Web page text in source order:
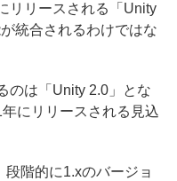
リリースされる「Unity
統合されるわけではな
のは「Unity 2.0」とな
にリリースされる見込
階的に1.xのバージョ